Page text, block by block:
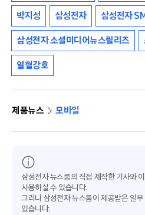
박지성 삼성전자 삼성전자
삼성전자 소셜미디어뉴스릴리즈
열혈강호
제품뉴스 모바일
삼성전자 뉴스룸의 직접 제작한 기사와
사용하실 수 있습니다.
그러나 삼성전자 뉴스룸이 제공받은 일
있습니다.